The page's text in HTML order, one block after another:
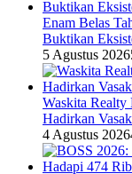
Enam Belas
Buktikan
5 Agustus 2026
Waskita Realty
Hadirkan
4 Agustus 2026